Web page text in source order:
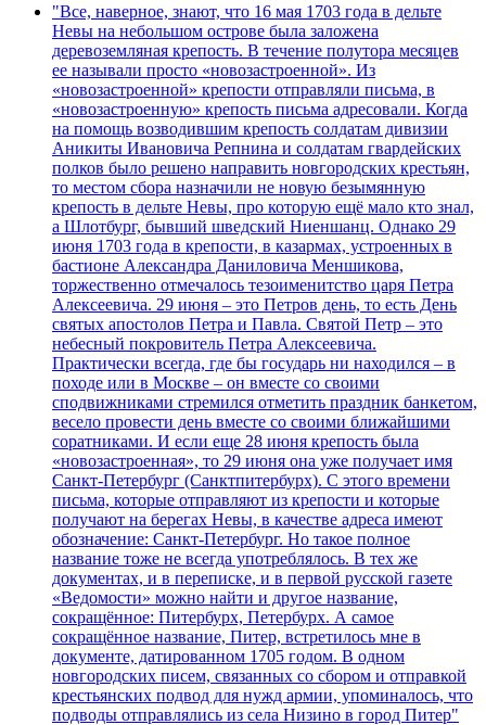
"Все, наверное, знают, что 16 мая 1703 года в дельте
Невы на небольшом острове была заложена
деревоземляная крепость. В течение полутора месяцев
ее называли просто «новозастроенной». Из
«новозастроенной» крепости отправляли письма, в
«новозастроенную» крепость письма адресовали. Когда
на помощь возводившим крепость солдатам дивизии
Аникиты Ивановича Репнина и солдатам гвардейских
полков было решено направить новгородских крестьян,
то местом сбора назначили не новую безымянную
крепость в дельте Невы, про которую ещё мало кто знал,
а Шлотбург, бывший шведский Ниеншанц. Однако 29
июня 1703 года в крепости, в казармах, устроенных в
бастионе Александра Даниловича Меншикова,
торжественно отмечалось тезоименитство царя Петра
Алексеевича. 29 июня – это Петров день, то есть День
святых апостолов Петра и Павла. Святой Петр – это
небесный покровитель Петра Алексеевича.
Практически всегда, где бы государь ни находился – в
походе или в Москве – он вместе со своими
сподвижниками стремился отметить праздник банкетом,
весело провести день вместе со своими ближайшими
соратниками. И если еще 28 июня крепость была
«новозастроенная», то 29 июня она уже получает имя
Санкт-Петербург (Санктпитербурх). С этого времени
письма, которые отправляют из крепости и которые
получают на берегах Невы, в качестве адреса имеют
обозначение: Санкт-Петербург. Но такое полное
название тоже не всегда употреблялось. В тех же
документах, и в переписке, и в первой русской газете
«Ведомости» можно найти и другое название,
сокращённое: Питербурх, Петербурх. А самое
сокращённое название, Питер, встретилось мне в
документе, датированном 1705 годом. В одном
новгородских писем, связанных со сбором и отправкой
крестьянских подвод для нужд армии, упоминалось, что
подводы отправлялись из села Низино в город Питер"